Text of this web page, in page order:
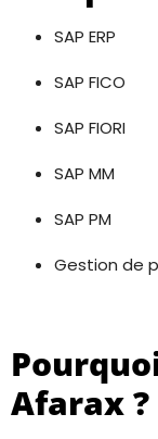
SAP ERP
SAP FICO
SAP FIORI
SAP MM
SAP PM
Gestion de
Afarax ?